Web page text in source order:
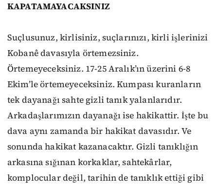
KAPATAMAYACAKSINIZ
Suçlusunuz, kirlisiniz, suçlarınızı, kirli işlerinizi
Kobanê davasıyla örtemezsiniz.
Örtemeyeceksiniz. 17-25 Aralık’ın üzerini 6-8
Ekim’le örtemeyeceksiniz. Kumpası kuranların
tek dayanağı sahte gizli tanık yalanlarıdır.
Arkadaşlarımızın dayanağı ise hakikattir. İşte bu
dava aynı zamanda bir hakikat davasıdır. Ve
sonunda hakikat kazanacaktır. Gizli tanıklığın
arkasına sığınan korkaklar, sahtekârlar,
komplocular değil, tarihin de tanıklık ettiği gibi